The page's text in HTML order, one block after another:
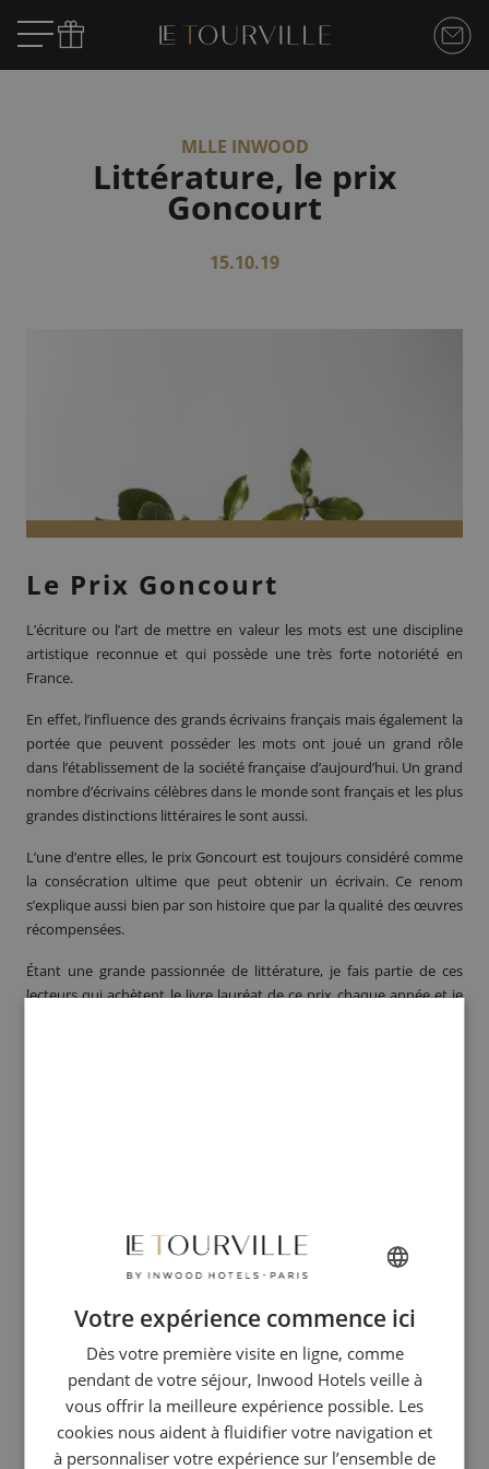
MLLE INWOOD
Littérature, le prix
Goncourt
15.10.19
Le Prix Goncourt
L’écriture ou l’art de mettre en valeur les mots est une discipline
artistique reconnue et qui possède une très forte notoriété en
France.
En effet, l’influence des grands écrivains français mais également la
portée que peuvent posséder les mots ont joué un grand rôle
dans l’établissement de la société française d’aujourd’hui. Un grand
nombre d’écrivains célèbres dans le monde sont français et les plus
grandes distinctions littéraires le sont aussi.
L’une d’entre elles, le prix Goncourt est toujours considéré comme
la consécration ultime que peut obtenir un écrivain. Ce renom
s’explique aussi bien par son histoire que par la qualité des œuvres
récompensées.
Étant une grande passionnée de littérature, je fais partie de ces
lecteurs qui achètent le livre lauréat de ce prix chaque année et je
Souvenir de jeunesse
Cette habitude est familiale car elle me vient de mon père. En effet,
FRENCH
ENGLISH
ITALIAN
GERMAN
SPANISH
Votre expérience commence ici
Dès votre première visite en ligne, comme
pendant de votre séjour, Inwood Hotels veille à
vous offrir la meilleure expérience possible. Les
cookies nous aident à fluidifier votre navigation et
à personnaliser votre expérience sur l’ensemble de